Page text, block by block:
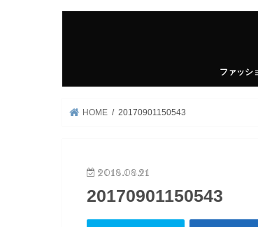
ファッシ
HOME 20170901150543
2018.08.21
20170901150543